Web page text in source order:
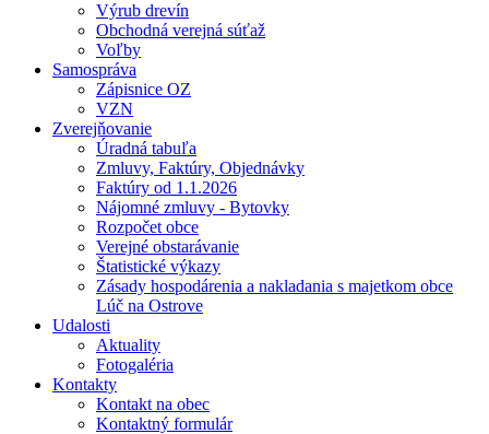
Výrub drevín
Obchodná verejná súťaž
Voľby
Samospráva
Zápisnice OZ
VZN
Zverejňovanie
Úradná tabuľa
Zmluvy, Faktúry, Objednávky
Faktúry od 1.1.2026
Nájomné zmluvy - Bytovky
Rozpočet obce
Verejné obstarávanie
Štatistické výkazy
Zásady hospodárenia a nakladania s majetkom obce
Lúč na Ostrove
Udalosti
Aktuality
Fotogaléria
Kontakty
Kontakt na obec
Kontaktný formulár